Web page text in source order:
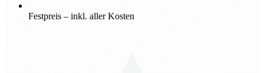
Festpreis – inkl. aller Kosten